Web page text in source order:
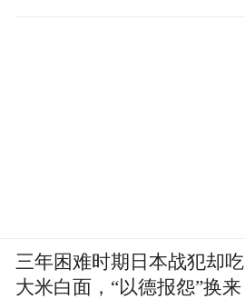
三年困难时期日本战犯却吃
大米白面，“以德报怨”换来